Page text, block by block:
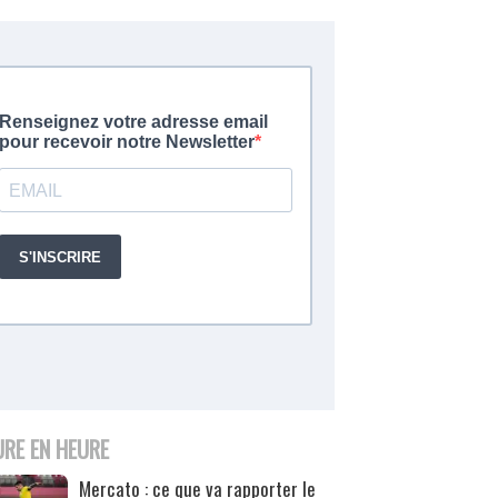
EN HEURE
Mercato : ce que va rapporter le